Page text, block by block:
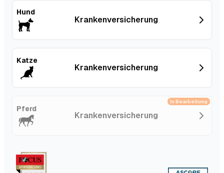
Hund
Kranken­versicherung
Katze
Kranken­versicherung
In Bearbeitung
Pferd
Kranken­versicherung